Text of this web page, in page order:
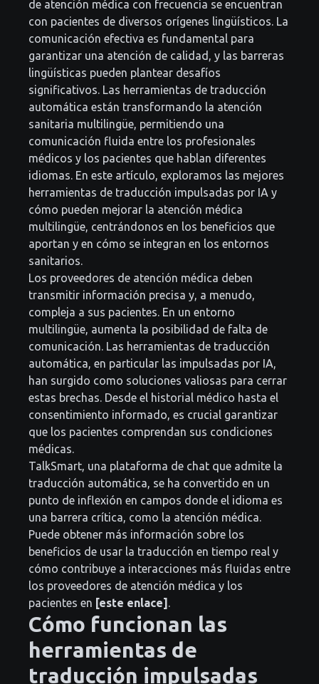
de atención médica con frecuencia se encuentran
con pacientes de diversos orígenes lingüísticos. La
comunicación efectiva es fundamental para
garantizar una atención de calidad, y las barreras
lingüísticas pueden plantear desafíos
significativos. Las herramientas de traducción
automática están transformando la atención
sanitaria multilingüe, permitiendo una
comunicación fluida entre los profesionales
médicos y los pacientes que hablan diferentes
idiomas. En este artículo, exploramos las mejores
herramientas de traducción impulsadas por IA y
cómo pueden mejorar la atención médica
multilingüe, centrándonos en los beneficios que
aportan y en cómo se integran en los entornos
sanitarios.
Los proveedores de atención médica deben
transmitir información precisa y, a menudo,
compleja a sus pacientes. En un entorno
multilingüe, aumenta la posibilidad de falta de
comunicación. Las herramientas de traducción
automática, en particular las impulsadas por IA,
han surgido como soluciones valiosas para cerrar
estas brechas. Desde el historial médico hasta el
consentimiento informado, es crucial garantizar
que los pacientes comprendan sus condiciones
médicas.
TalkSmart, una plataforma de chat que admite la
traducción automática, se ha convertido en un
punto de inflexión en campos donde el idioma es
una barrera crítica, como la atención médica.
Puede obtener más información sobre los
beneficios de usar la traducción en tiempo real y
cómo contribuye a interacciones más fluidas entre
los proveedores de atención médica y los
pacientes en [este enlace]
Cómo funcionan las
herramientas de
traducción impulsadas